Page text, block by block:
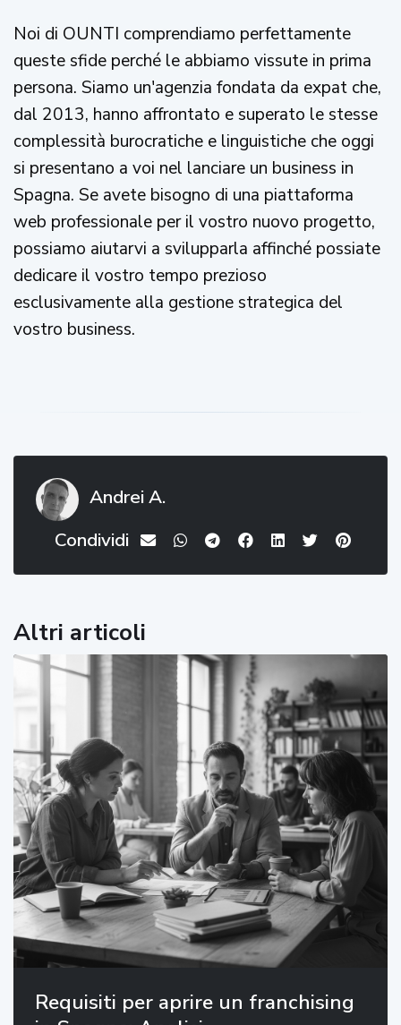
Noi di OUNTI comprendiamo perfettamente
queste sfide perché le abbiamo vissute in prima
persona. Siamo un'agenzia fondata da expat che,
dal 2013, hanno affrontato e superato le stesse
complessità burocratiche e linguistiche che oggi
si presentano a voi nel lanciare un business in
Spagna. Se avete bisogno di una piattaforma
web professionale per il vostro nuovo progetto,
possiamo aiutarvi a svilupparla affinché possiate
dedicare il vostro tempo prezioso
esclusivamente alla gestione strategica del
vostro business.
Andrei A.
Condividi
Altri articoli
Requisiti per aprire un franchising